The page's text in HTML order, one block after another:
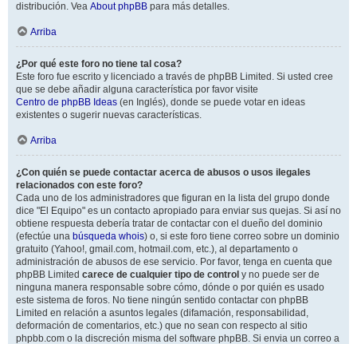
distribución. Vea About phpBB para más detalles.
Arriba
¿Por qué este foro no tiene tal cosa?
Este foro fue escrito y licenciado a través de phpBB Limited. Si usted cree
que se debe añadir alguna característica por favor visite
Centro de phpBB Ideas (en Inglés), donde se puede votar en ideas
existentes o sugerir nuevas características.
Arriba
¿Con quién se puede contactar acerca de abusos o usos ilegales
relacionados con este foro?
Cada uno de los administradores que figuran en la lista del grupo donde
dice "El Equipo" es un contacto apropiado para enviar sus quejas. Si así no
obtiene respuesta debería tratar de contactar con el dueño del dominio
(efectúe una búsqueda whois) o, si este foro tiene correo sobre un dominio
gratuito (Yahoo!, gmail.com, hotmail.com, etc.), al departamento o
administración de abusos de ese servicio. Por favor, tenga en cuenta que
phpBB Limited carece de cualquier tipo de control y no puede ser de
ninguna manera responsable sobre cómo, dónde o por quién es usado
este sistema de foros. No tiene ningún sentido contactar con phpBB
Limited en relación a asuntos legales (difamación, responsabilidad,
deformación de comentarios, etc.) que no sean con respecto al sitio
phpbb.com o la discreción misma del software phpBB. Si envia un correo a